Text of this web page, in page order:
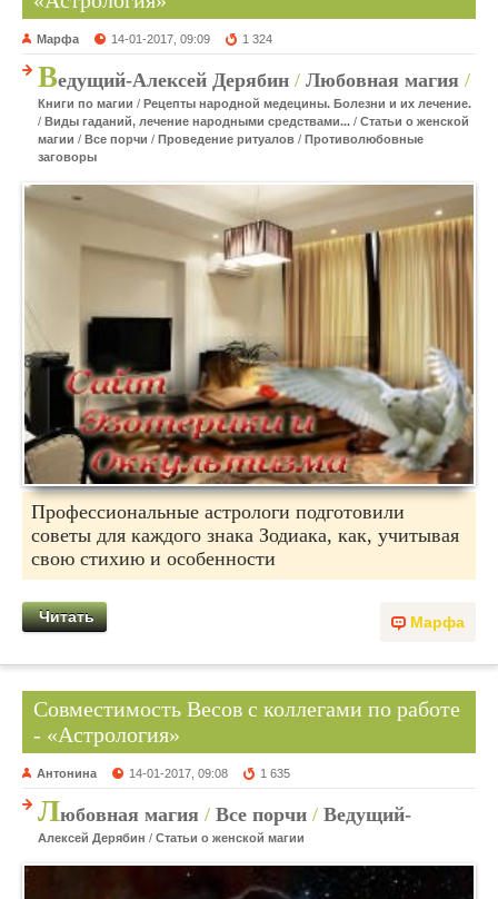
Марфа 14-01-2017, 09:09 1 324
Ведущий-Алексей Дерябин / Любовная магия /
Книги по магии / Рецепты народной медецины. Болезни и их лечение.
/ Виды гаданий, лечение народными средствами... / Статьи о женской
магии / Все порчи / Проведение ритуалов / Противолюбовные
заговоры
Профессиональные астрологи подготовили
советы для каждого знака Зодиака, как, учитывая
свою стихию и особенности
Марфа
Читать
Совместимость Весов с коллегами по работе
- «Астрология»
Антонина 14-01-2017, 09:08 1 635
Любовная магия / Все порчи / Ведущий-
Алексей Дерябин / Статьи о женской магии